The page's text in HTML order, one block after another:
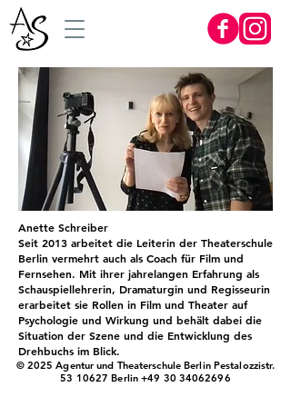
Anette Schreiber
Seit 2013 arbeitet die Leiterin der Theaterschule
Berlin vermehrt auch als Coach für Film und
Fernsehen. Mit ihrer jahrelangen Erfahrung als
Schauspiellehrerin, Dramaturgin und Regisseurin
erarbeitet sie Rollen in Film und Theater auf
Psychologie und Wirkung und behält dabei die
Situation der Szene und die Entwicklung des
Drehbuchs im Blick.
© 2025 Agentur und Theaterschule Berlin Pestalozzistr.
53 10627 Berlin+49 30 34062696